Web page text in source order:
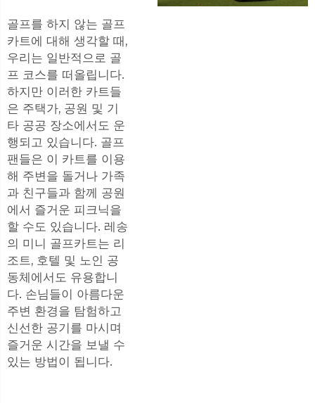
골프를 하지 않는 골프
카트에 대해 생각할 때,
우리는 일반적으로 골
프 코스를 떠올립니다.
하지만 이러한 카트들
은 주택가, 공원 및 기
타 공공 장소에서도 운
행되고 있습니다. 골프
팬들은 이 카트를 이용
해 주변을 돌거나 가족
과 친구들과 함께 공원
에서 즐거운 피크닉을
할 수도 있습니다. 레송
의 미니 골프카트는 리
조트, 호텔 및 노인 공
동체에서도 유용합니
다. 손님들이 아름다운
주변 환경을 탐험하고
신선한 공기를 마시며
즐거운 시간을 보낼 수
있는 방법이 됩니다.